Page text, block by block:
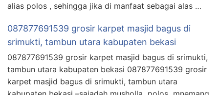
alias polos , sehingga jika di manfaat sebagai alas …
087877691539 grosir karpet masjid bagus di
srimukti, tambun utara kabupaten bekasi
087877691539 grosir karpet masjid bagus di srimukti,
tambun utara kabupaten bekasi 087877691539 grosir
karpet masjid bagus di srimukti, tambun utara